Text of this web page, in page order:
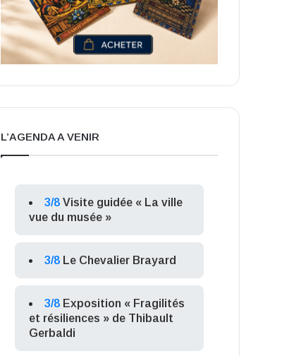
L’AGENDA A VENIR
3/8 Visite guidée « La ville
vue du musée »
3/8 Le Chevalier Brayard
3/8 Exposition « Fragilités
et résiliences » de Thibault
Gerbaldi